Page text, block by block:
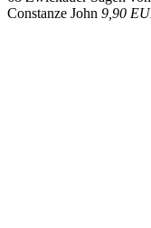
Constanze John 9,90